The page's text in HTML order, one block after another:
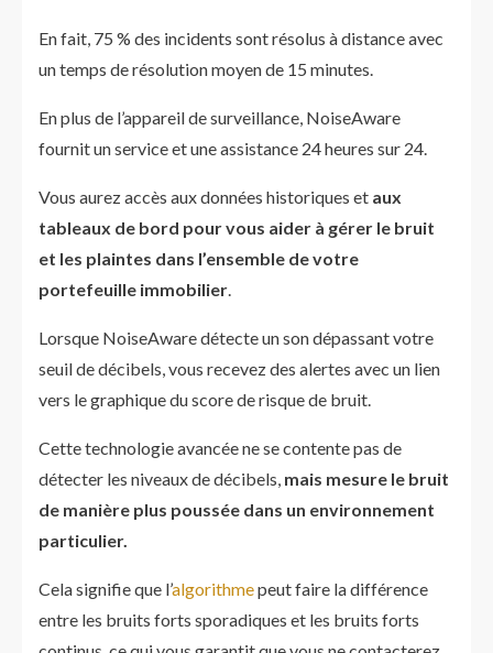
En fait, 75 % des incidents sont résolus à distance avec
un temps de résolution moyen de 15 minutes.
En plus de l’appareil de surveillance, NoiseAware
fournit un service et une assistance 24 heures sur 24.
Vous aurez accès aux données historiques et aux
tableaux de bord pour vous aider à gérer le bruit
et les plaintes dans l’ensemble de votre
portefeuille immobilier.
Lorsque NoiseAware détecte un son dépassant votre
seuil de décibels, vous recevez des alertes avec un lien
vers le graphique du score de risque de bruit.
Cette technologie avancée ne se contente pas de
détecter les niveaux de décibels, mais mesure le bruit
de manière plus poussée dans un environnement
particulier.
Cela signifie que l’algorithmepeut faire la différence
entre les bruits forts sporadiques et les bruits forts